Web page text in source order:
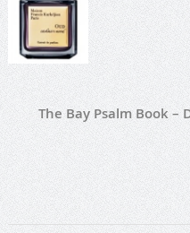
The Bay Psalm Book –